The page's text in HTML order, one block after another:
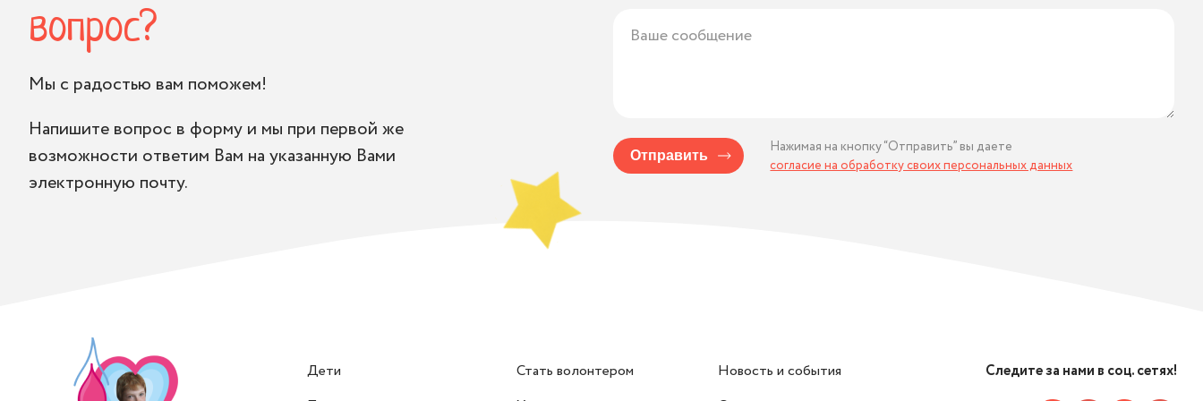
вопрос?
Мы с радостью вам поможем!
Напишите вопрос в форму и мы при первой же
возможности ответим Вам на указанную Вами
электронную почту.
Отправить
Нажимая на кнопку “Отправить” вы даете
согласие на обработку своих персональных данных
Дети
Стать волонтером
Новость и события
Следите за нами в соц. сетях!